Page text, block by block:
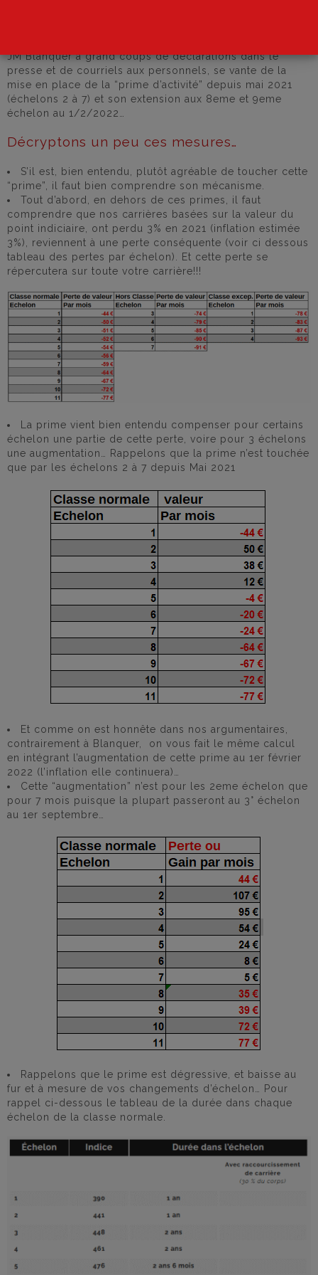
JM Blanquer à grand coups de déclarations dans le
presse et de courriels aux personnels, se vante de la
mise en place de la “prime d’activité” depuis mai 2021
(échelons 2 à 7) et son extension aux 8eme et 9eme
échelon au 1/2/2022…
Décryptons un peu ces mesures…
S’il est, bien entendu, plutôt agréable de toucher cette
“prime”, il faut bien comprendre son mécanisme.
Tout d’abord, en dehors de ces primes, il faut
comprendre que nos carrières basées sur la valeur du
point indiciaire, ont perdu 3% en 2021 (inflation estimée
3%), reviennent à une perte conséquente (voir ci dessous
tableau des pertes par échelon). Et cette perte se
répercutera sur toute votre carrière!!!
La prime vient bien entendu compenser pour certains
échelon une partie de cette perte, voire pour 3 échelons
une augmentation… Rappelons que la prime n’est touchée
que par les échelons 2 à 7 depuis Mai 2021
Et comme on est honnête dans nos argumentaires,
contrairement à Blanquer, on vous fait le même calcul
en intégrant l’augmentation de cette prime au 1er février
2022 (l’inflation elle continuera)…
Cette “augmentation” n’est pour les 2eme échelon que
pour 7 mois puisque la plupart passeront au 3° échelon
au 1er septembre…
Rappelons que le prime est dégressive, et baisse au
fur et à mesure de vos changements d’échelon… Pour
rappel ci-dessous le tableau de la durée dans chaque
échelon de la classe normale.